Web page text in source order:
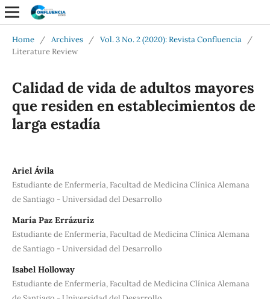
Home / Archives / Vol. 3 No. 2 (2020): Revista Confluencia
/
Literature Review
Calidad de vida de adultos mayores
que residen en establecimientos de
larga estadía
Ariel Ávila
Estudiante de Enfermería, Facultad de Medicina Clínica Alemana
de Santiago - Universidad del Desarrollo
María Paz Errázuriz
Estudiante de Enfermería, Facultad de Medicina Clínica Alemana
de Santiago - Universidad del Desarrollo
Isabel Holloway
Estudiante de Enfermería, Facultad de Medicina Clínica Alemana